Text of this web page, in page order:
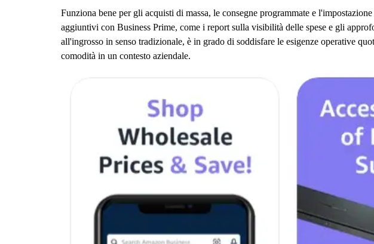
Funziona bene per gli acquisti di massa, le consegne programmate e
aggiuntivi con Business Prime, come i report sulla visibilità delle spese e gli
all'ingrosso in senso tradizionale, è in grado di soddisfare le esigenze operative
comodità in un contesto aziendale.